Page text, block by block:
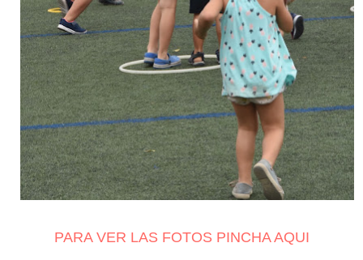
PARA VER LAS FOTOS PINCHA AQUI